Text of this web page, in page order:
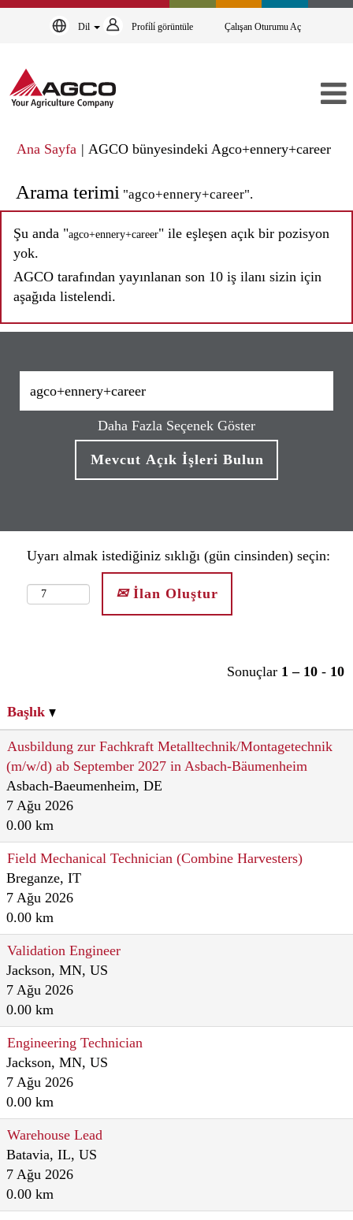
Dil Profi̇li̇ görüntüle Çalışan Oturumu Aç
Ana Sayfa | AGCO bünyesindeki Agco+ennery+career
Arama terimi "agco+ennery+career".
Şu anda "agco+ennery+career" ile eşleşen açık bir pozisyon
yok.
AGCO tarafından yayınlanan son 10 iş ilanı sizin için
aşağıda listelendi.
Daha Fazla Seçenek Göster
Uyarı almak istediğiniz sıklığı (gün cinsinden) seçin:
İlan Oluştur
Sonuçlar 1 – 10 - 10
Başlık
Ausbildung zur Fachkraft Metalltechnik/Montagetechnik
(m/w/d) ab September 2027 in Asbach-Bäumenheim
Asbach-Baeumenheim, DE
7 Ağu 2026
0.00 km
Field Mechanical Technician (Combine Harvesters)
Breganze, IT
7 Ağu 2026
0.00 km
Validation Engineer
Jackson, MN, US
7 Ağu 2026
0.00 km
Engineering Technician
Jackson, MN, US
7 Ağu 2026
0.00 km
Warehouse Lead
Batavia, IL, US
7 Ağu 2026
0.00 km